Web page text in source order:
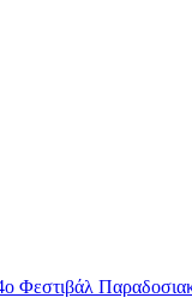
Φεστιβάλ